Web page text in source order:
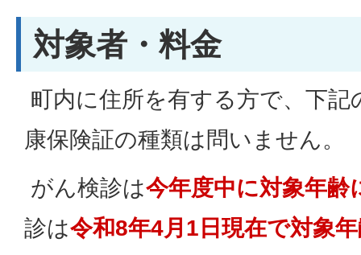
対象者・料金
町内に住所を有する方で、下記
康保険証の種類は問いません。
がん検診は今年度中に対象年齢
診は令和8年4月1日現在で対象